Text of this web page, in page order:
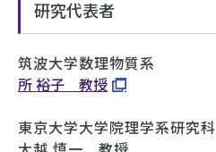
研究代表者
筑波大学数理物質系
所 裕子 教授
東京大学大学院理学系研究科